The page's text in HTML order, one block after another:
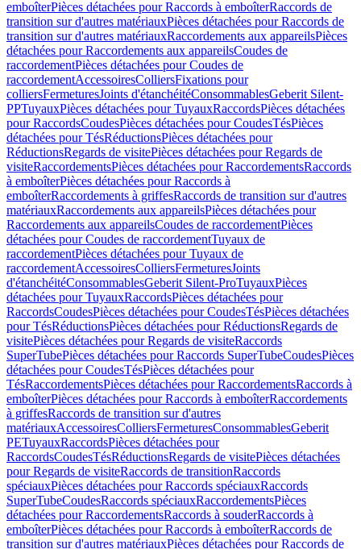
emboîterPièces détachées pour Raccords à emboîterRaccords de
transition sur d'autres matériauxPièces détachées pour Raccords de
transition sur d'autres matériauxRaccordements aux appareilsPièces
détachées pour Raccordements aux appareilsCoudes de
raccordementPièces détachées pour Coudes de
raccordementAccessoiresColliersFixations pour
colliersFermeturesJoints d'étanchéitéConsommablesGeberit Silent-
PPTuyauxPièces détachées pour TuyauxRaccordsPièces détachées
pour RaccordsCoudesPièces détachées pour CoudesTésPièces
détachées pour TésRéductionsPièces détachées pour
RéductionsRegards de visitePièces détachées pour Regards de
visiteRaccordementsPièces détachées pour RaccordementsRaccords
à emboîterPièces détachées pour Raccords à
emboîterRaccordements à griffesRaccords de transition sur d'autres
matériauxRaccordements aux appareilsPièces détachées pour
Raccordements aux appareilsCoudes de raccordementPièces
détachées pour Coudes de raccordementTuyaux de
raccordementPièces détachées pour Tuyaux de
raccordementAccessoiresColliersFermeturesJoints
d'étanchéitéConsommablesGeberit Silent-ProTuyauxPièces
détachées pour TuyauxRaccordsPièces détachées pour
RaccordsCoudesPièces détachées pour CoudesTésPièces détachées
pour TésRéductionsPièces détachées pour RéductionsRegards de
visitePièces détachées pour Regards de visiteRaccords
SuperTubePièces détachées pour Raccords SuperTubeCoudesPièces
détachées pour CoudesTésPièces détachées pour
TésRaccordementsPièces détachées pour RaccordementsRaccords à
emboîterPièces détachées pour Raccords à emboîterRaccordements
à griffesRaccords de transition sur d'autres
matériauxAccessoiresColliersFermeturesConsommablesGeberit
PETuyauxRaccordsPièces détachées pour
RaccordsCoudesTésRéductionsRegards de visitePièces détachées
pour Regards de visiteRaccords de transitionRaccords
spéciauxPièces détachées pour Raccords spéciauxRaccords
SuperTubeCoudesRaccords spéciauxRaccordementsPièces
détachées pour RaccordementsRaccords à souderRaccords à
emboîterPièces détachées pour Raccords à emboîterRaccords de
transition sur d'autres matériauxPièces détachées pour Raccords de